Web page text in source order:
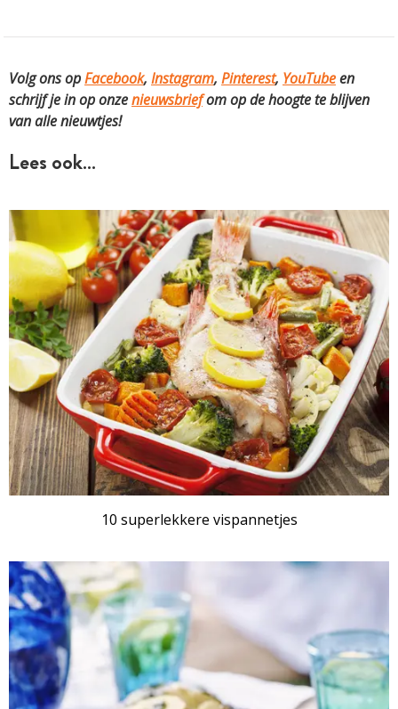
Volg ons opFacebook, Instagram, Pinterest, YouTubeen
schrijf je in op onzenieuwsbriefom op de hoogte te blijven
van alle nieuwtjes!
Lees ook…
10 superlekkere vispannetjes